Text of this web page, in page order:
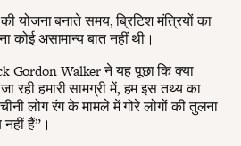
योजना बनाते समय, ब्रिटिश मंत्रियों का
कोई असामान्य बात नहीं थी।
Gordon Walker ने यह पूछा कि क्या
रही हमारी सामग्री में, हम इस तथ्य का
लोग रंग के मामले में गोरे लोगों की तुलना
हैं”।